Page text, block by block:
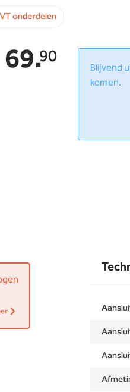
onderdelen
69.90
Blijvend
komen.